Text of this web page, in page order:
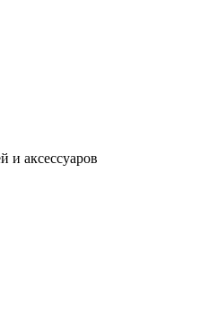
и аксессуаров